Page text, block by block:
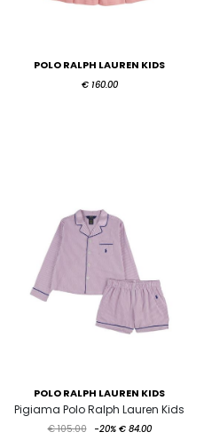
POLO RALPH LAUREN KIDS
€ 160.00
POLO RALPH LAUREN KIDS
Pigiama Polo Ralph Lauren Kids
€ 105.00 -20% € 84.00